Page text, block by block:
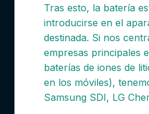
Tras esto, la batería
introducirse en el
destinada. Si nos
empresas principales
baterías de iones de
en los móviles),
Samsung SDI, LG